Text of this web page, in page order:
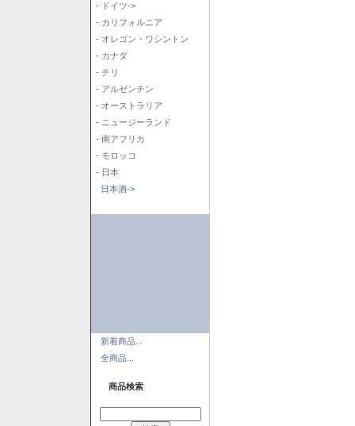
- ドイツ->
- カリフォルニア
- オレゴン・ワシントン
- カナダ
- チリ
- アルゼンチン
- オーストラリア
- ニュージーランド
- 南アフリカ
- モロッコ
- 日本
日本酒->
新着商品...
全商品...
商品検索